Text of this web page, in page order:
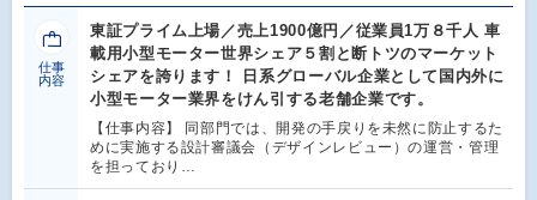
仕事
内容
東証プライム上場／売上1900億円／従業員1万８千人 車
載用小型モーター世界シェア５割と断トツのマーケット
シェアを誇ります！ 日系グローバル企業として国内外に
小型モーター業界をけん引する老舗企業です。
【仕事内容】 同部門では、開発の手戻りを未然に防止するた
めに実施する設計審議会（デザインレビュー）の運営・管理
を担っており…